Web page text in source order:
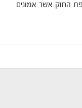
החוק אשר אמונים